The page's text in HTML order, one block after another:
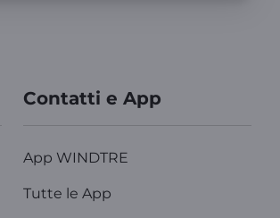
Contatti e App
App WINDTRE
Tutte le App